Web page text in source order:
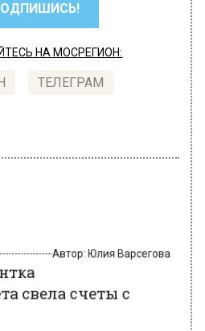
НА МОСРЕГИОН:
ТЕЛЕГРАМ
свела счеты с